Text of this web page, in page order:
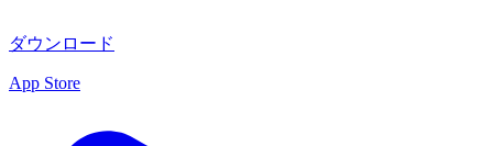
ダウンロード
App Store